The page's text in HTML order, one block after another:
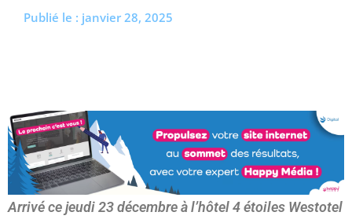
Publié le : janvier 28, 2025
Arrivé ce jeudi 23 décembre à l’hôtel 4 étoiles Westotel